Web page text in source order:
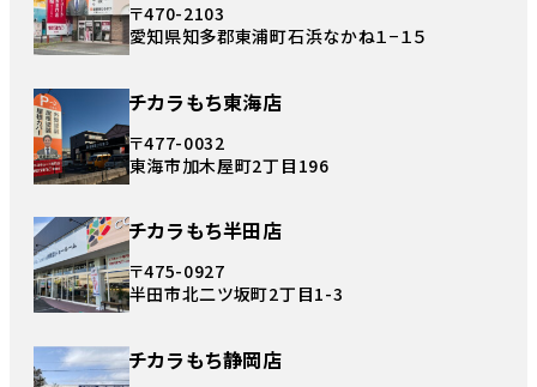
〒470-2103
愛知県知多郡東浦町石浜なかね１−１５
チカラもち東海店
〒477-0032
東海市加木屋町2丁目196
チカラもち半田店
〒475-0927
半田市北二ツ坂町2丁目1-3
チカラもち静岡店